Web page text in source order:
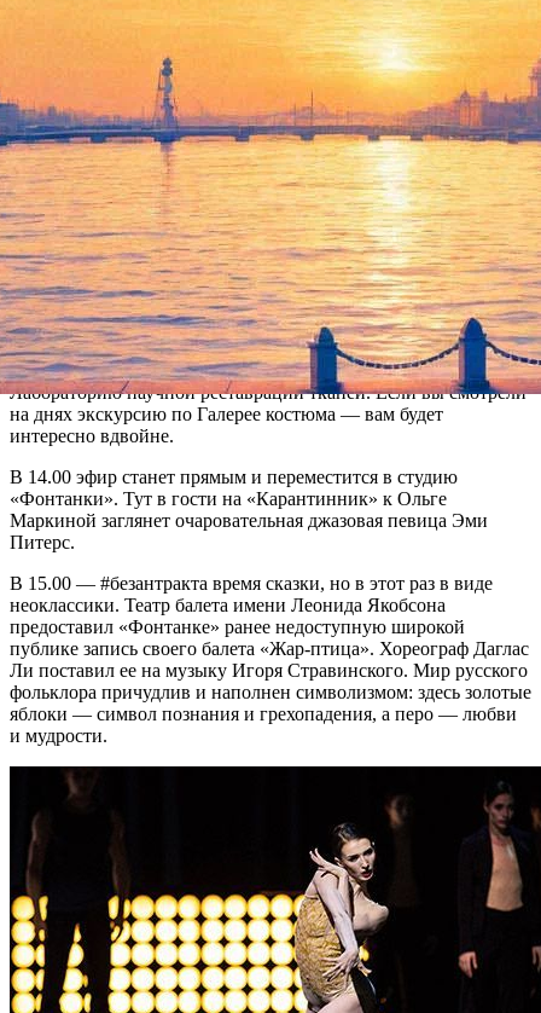
08:25 Версия для печати
Вы ничего не напутали: марафон #безантракта начинает
новую рубрику — тренировок от Федерации бокса Санкт-
Петербурга, для тех, кто остается дома. Первое получасовое
занятие начнется 2 апреля в полдень настранице.
Продолжим, традиционно, Эрмитажем, – в 13.00. Мы на пару
недель покинем реставрационные лаборатории — ради
прогулок по выставкам. Но напоследок заглянем в
Лабораторию научной реставрации тканей. Если вы смотрели
на днях экскурсию по Галерее костюма — вам будет
интересно вдвойне.
В 14.00 эфир станет прямым и переместится в студию
«Фонтанки». Тут в гости на «Карантинник» к Ольге
Маркиной заглянет очаровательная джазовая певица Эми
Питерс.
В 15.00 — #безантракта время сказки, но в этот раз в виде
неоклассики. Театр балета имени Леонида Якобсона
предоставил «Фонтанке» ранее недоступную широкой
публике запись своего балета «Жар-птица». Хореограф Даглас
Ли поставил ее на музыку Игоря Стравинского. Мир русского
фольклора причудлив и наполнен символизмом: здесь золотые
яблоки — символ познания и грехопадения, а перо — любви
и мудрости.